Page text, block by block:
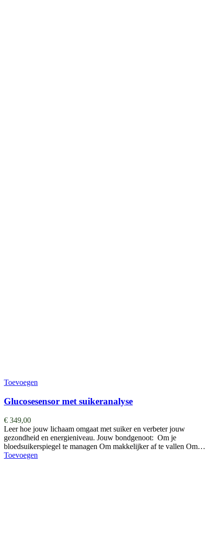
Toevoegen
Glucosesensor met suikeranalyse
€ 349,00
Leer hoe jouw lichaam omgaat met suiker en verbeter jouw
gezondheid en energieniveau. Jouw bondgenoot: Om je
bloedsuikerspiegel te managen Om makkelijker af te vallen Om…
Toevoegen